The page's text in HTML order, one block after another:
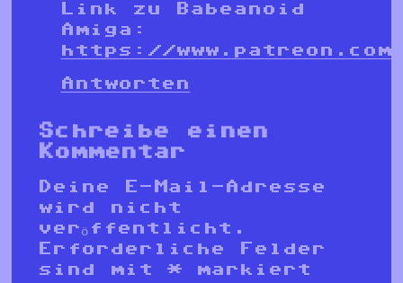
Link zu Babeanoid
Amiga:
https://
Antworten
Schreibe einen
Kommentar
Deine E-Mail-Adresse
wird nicht
veröffentlicht.
Erforderliche Felder
sind mit* markiert